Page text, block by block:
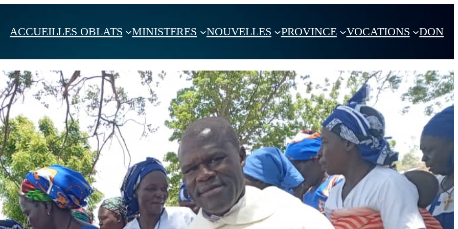
ACCUEILLES OBLATS MINISTERES NOUVELLES PROVINCE VOCATIONS DON